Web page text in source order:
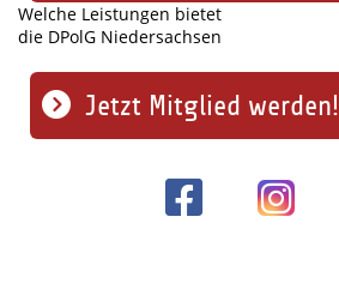
Welche Leistungen bietet
die DPolG Niedersachsen
Jetzt Mitglied werden!